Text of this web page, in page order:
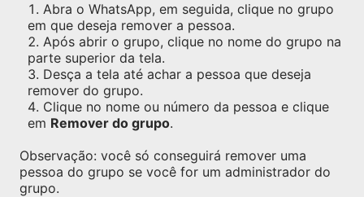
Abra o WhatsApp, em seguida, clique no grupo
em que deseja remover a pessoa.
Após abrir o grupo, clique no nome do grupo na
parte superior da tela.
Desça a tela até achar a pessoa que deseja
remover do grupo.
Clique no nome ou número da pessoa e clique
em Remover do grupo.
Observação: você só conseguirá remover uma
pessoa do grupo se você for um administrador do
grupo.